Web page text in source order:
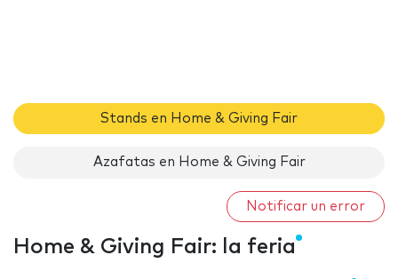
Stands en Home & Giving Fair
Azafatas en Home & Giving Fair
Notificar un error
Home & Giving Fair: la feria